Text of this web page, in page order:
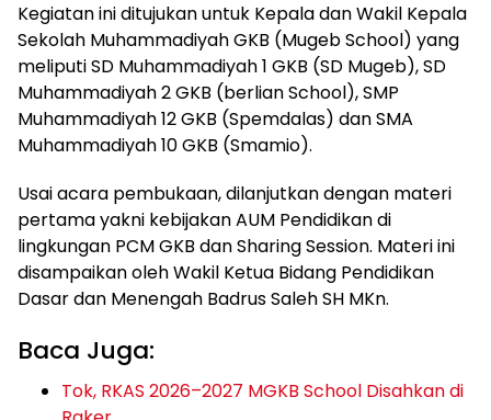
Kegiatan ini ditujukan untuk Kepala dan Wakil Kepala
Sekolah Muhammadiyah GKB (Mugeb School) yang
meliputi SD Muhammadiyah 1 GKB (SD Mugeb), SD
Muhammadiyah 2 GKB (berlian School), SMP
Muhammadiyah 12 GKB (Spemdalas) dan SMA
Muhammadiyah 10 GKB (Smamio).
Usai acara pembukaan, dilanjutkan dengan materi
pertama yakni kebijakan AUM Pendidikan di
lingkungan PCM GKB dan Sharing Session. Materi ini
disampaikan oleh Wakil Ketua Bidang Pendidikan
Dasar dan Menengah Badrus Saleh SH MKn.
Baca Juga:
Tok, RKAS 2026–2027 MGKB School Disahkan di